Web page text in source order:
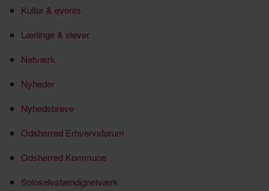
Kultur & events
Lærlinge & elever
Netværk
Nyheder
Nyhedsbreve
Odsherred Erhvervsforum
Odsherred Kommune
Soloselvstændignetværk